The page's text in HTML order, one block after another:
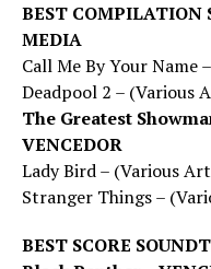
BEST COMPILATION
MEDIA
Call Me By Your Name
Deadpool 2 – (Various
The Greatest
VENCEDOR
Lady Bird – (Various
Stranger Things –
BEST SCORE